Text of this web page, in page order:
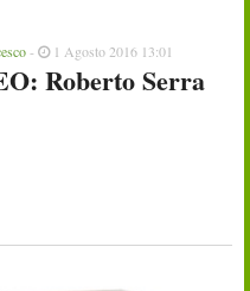
- 1 Agosto 2016 13:01
Roberto Serra